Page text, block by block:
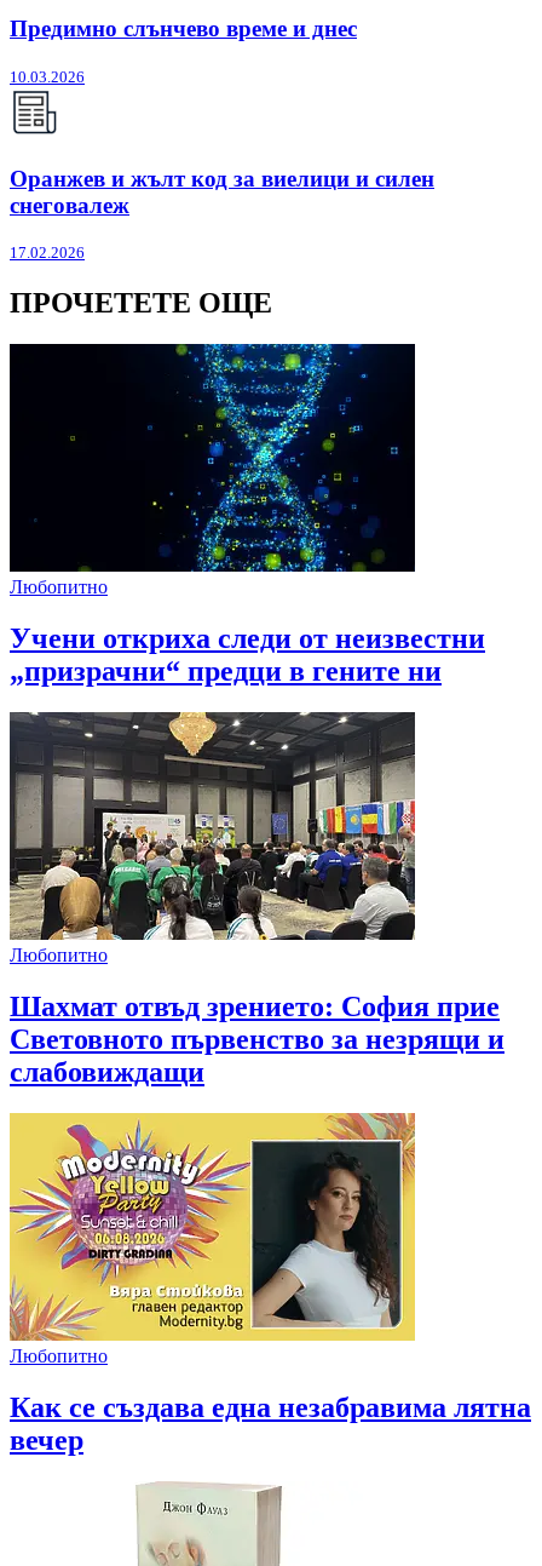
Предимно слънчево време и днес
10.03.2026
Оранжев и жълт код за виелици и силен
снеговалеж
17.02.2026
ПРОЧЕТЕТЕ ОЩЕ
Любопитно
Учени откриха следи от неизвестни
„призрачни“ предци в гените ни
Любопитно
Шахмат отвъд зрението: София прие
Световното първенство за незрящи и
слабовиждащи
Любопитно
Как се създава една незабравима лятна
вечер